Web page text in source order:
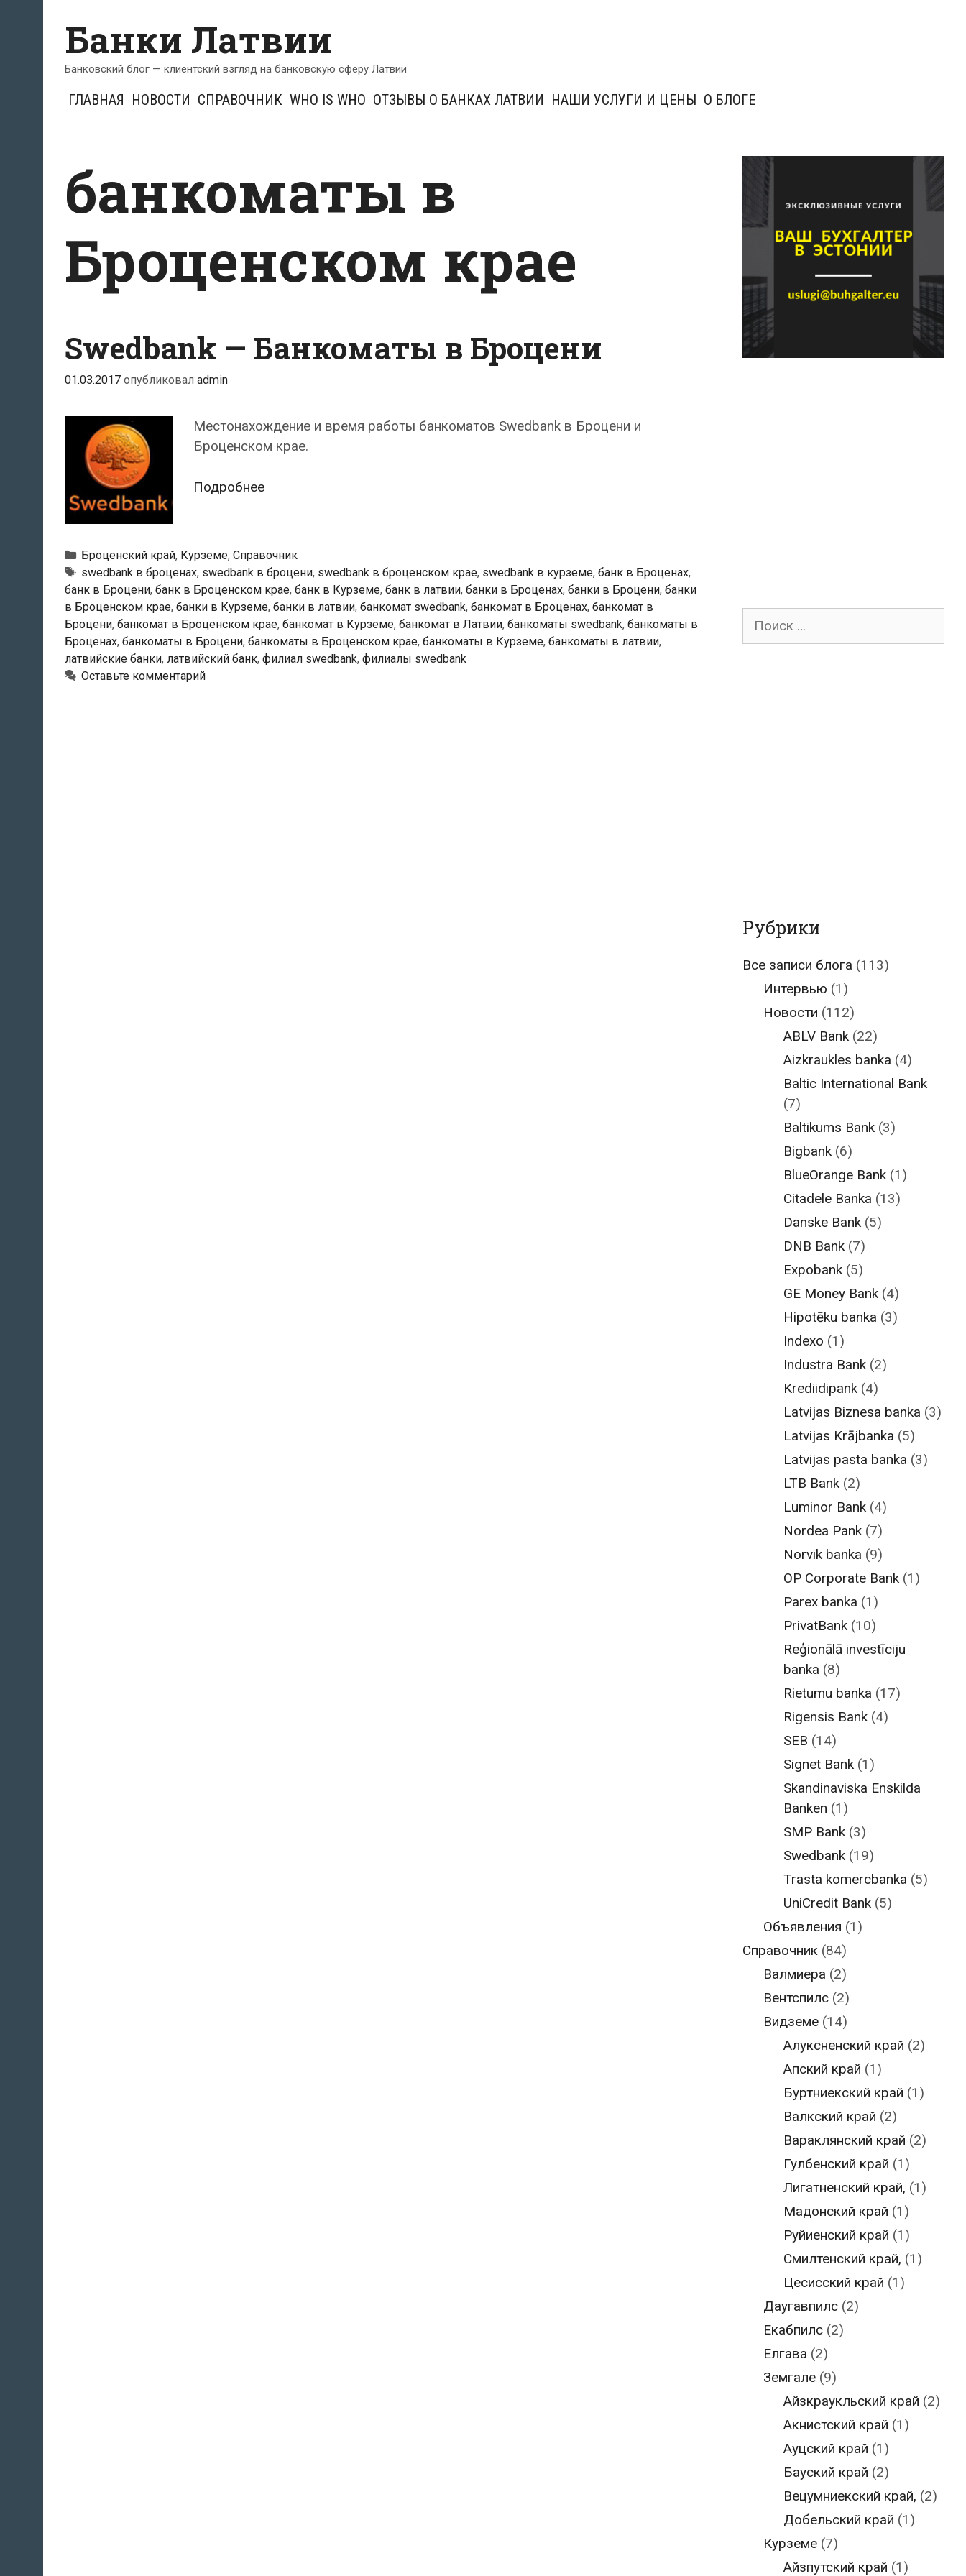
содержимому
Банки Латвии
Банковский блог — клиентский взгляд на банковскую сферу Латвии
ГЛАВНАЯ НОВОСТИ СПРАВОЧНИК WHO IS WHO ОТЗЫВЫ О БАНКАХ ЛАТВИИ НАШИ УСЛУГИ И ЦЕНЫ О БЛОГЕ
банкоматы в
Броценском крае
Swedbank — Банкоматы в Броцени
01.03.2017 опубликовал admin
Местонахождение и время работы банкоматов Swedbank в Броцени и
Броценском крае.
ПодробнееSwedbank
Броцени
Рубрики
Броценский край, Курземе, Справочник
Тэги
swedbank в броценах, swedbank в броцени, swedbank в броценском крае, swedbank в курземе, банк в Броценах,
банк в Броцени, банк в Броценском крае, банк в Курземе, банк в латвии, банки в Броценах, банки в Броцени, банки
в Броценском крае, банки в Курземе, банки в латвии, банкомат swedbank, банкомат в Броценах, банкомат в
Броцени, банкомат в Броценском крае, банкомат в Курземе, банкомат в Латвии, банкоматы swedbank, банкоматы в
Броценах, банкоматы в Броцени, банкоматы в Броценском крае, банкоматы в Курземе, банкоматы в латвии,
латвийские банки, латвийский банк, филиал swedbank, филиалы swedbank
Оставьте комментарий
Поиск
Рубрики
Все записи блога (113)
Интервью (1)
Новости (112)
ABLV Bank (22)
Aizkraukles banka (4)
Baltic International Bank
(7)
Baltikums Bank (3)
Bigbank (6)
BlueOrange Bank (1)
Citadele Banka (13)
Danske Bank (5)
DNB Bank (7)
Expobank (5)
GE Money Bank (4)
Hipotēku banka (3)
Indexo (1)
Industra Bank (2)
Krediidipank (4)
Latvijas Biznesa banka (3)
Latvijas Krājbanka (5)
Latvijas pasta banka (3)
LTB Bank (2)
Luminor Bank (4)
Nordea Pank (7)
Norvik banka (9)
OP Corporate Bank (1)
Parex banka (1)
PrivatBank (10)
Reģionālā investīciju
banka (8)
Rietumu banka (17)
Rigensis Bank (4)
SEB (14)
Signet Bank (1)
Skandinaviska Enskilda
Banken (1)
SMP Bank (3)
Swedbank (19)
Trasta komercbanka (5)
UniCredit Bank (5)
Объявления (1)
Справочник (84)
Валмиера (2)
Вентспилс(2)
Видземе(14)
Алуксненский край (2)
Апский край (1)
Буртниекский край (1)
Валкский край (2)
Вараклянский край (2)
Гулбенский край (1)
Лигатненский край, (1)
Мадонский край (1)
Руйиенский край (1)
Смилтенский край, (1)
Цесисский край (1)
Даугавпилс(2)
Екабпилс(2)
Елгава (2)
Земгале(9)
Айзкраукльский край (2)
Акнистский край (1)
Ауцский край (1)
Бауский край (2)
Вецумниекский край, (2)
Добельский край (1)
Курземе(7)
Айзпутский край (1)